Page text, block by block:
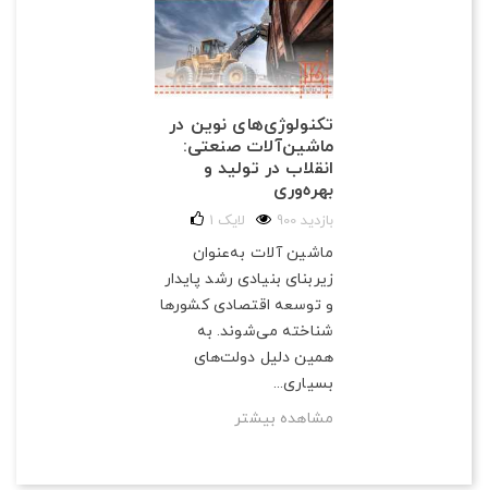
تکنولوژی‌های نوین در
ماشین‌آلات صنعتی:
انقلاب در تولید و
بهره‌وری
900 بازدید 1 لایک
ماشین آلات به‌عنوان
زیربنای بنیادی رشد پایدار
و توسعه اقتصادی کشورها
شناخته می‌شوند. به
همین دلیل دولت‌های
بسیاری...
مشاهده بیشتر